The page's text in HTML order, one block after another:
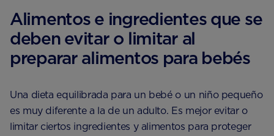
Alimentos e ingredientes que se
deben evitar o limitar al
preparar alimentos para bebés
Una dieta equilibrada para un bebé o un niño pequeño
es muy diferente a la de un adulto. Es mejor evitar o
limitar ciertos ingredientes y alimentos para proteger